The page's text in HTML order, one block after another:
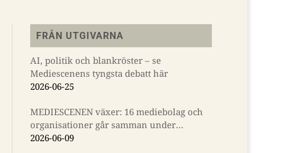
FRÅN UTGIVARNA
AI, politik och blankröster – se
Mediescenens tyngsta debatt här
2026-06-25
MEDIESCENEN växer: 16 mediebolag och
organisationer går samman under
Almedalsveckan
2026-06-09